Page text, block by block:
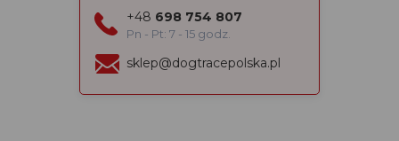
+48 698 754 807
Pn - Pt: 7 - 15 godz.
sklep@dogtracepolska.pl